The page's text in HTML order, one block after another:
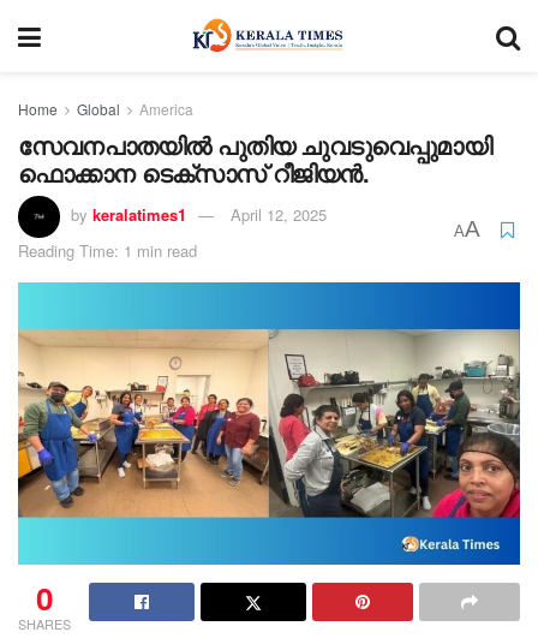
Home Global America
സേവനപാതയിൽ പുതിയ ചുവടുവെപ്പുമായി
ഫൊക്കാന ടെക്സാസ് റീജിയൻ.
by keralatimes1
April 12, 2025
Reading Time: 1 min read
AA
0
SHARES